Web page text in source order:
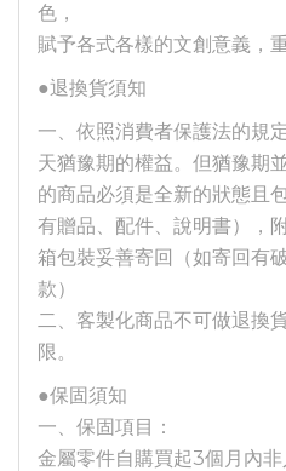
色，
賦予各式各樣的文創意義，
●退換貨須知
一、依照消費者保護法的規
天猶豫期的權益。但猶豫期
的商品必須是全新的狀態且
有贈品、配件、說明書），
箱包裝妥善寄回（如寄回有
款）
二、客製化商品不可做退換
限。
●保固須知
一、保固項目：
金屬零件自購買起3個月內